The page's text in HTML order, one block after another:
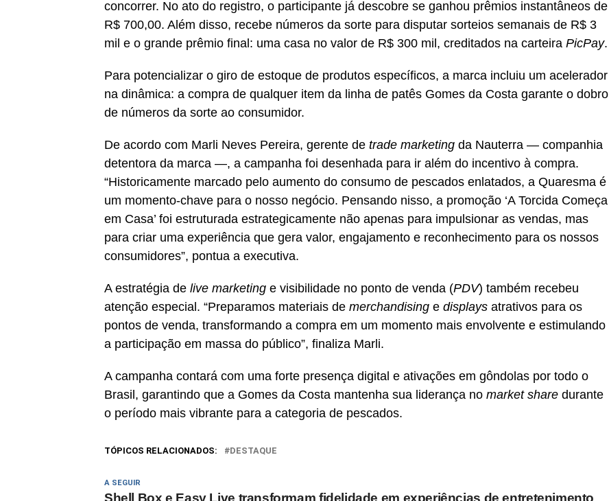
concorrer. No ato do registro, o participante já descobre se ganhou prêmios instantâneos de
R$ 700,00. Além disso, recebe números da sorte para disputar sorteios semanais de R$ 3
mil e o grande prêmio final: uma casa no valor de R$ 300 mil, creditados na carteira PicPay.
Para potencializar o giro de estoque de produtos específicos, a marca incluiu um acelerador
na dinâmica: a compra de qualquer item da linha de patês Gomes da Costa garante o dobro
de números da sorte ao consumidor.
De acordo com Marli Neves Pereira, gerente de trade marketing da Nauterra — companhia
detentora da marca —, a campanha foi desenhada para ir além do incentivo à compra.
“Historicamente marcado pelo aumento do consumo de pescados enlatados, a Quaresma é
um momento-chave para o nosso negócio. Pensando nisso, a promoção ‘A Torcida Começa
em Casa’ foi estruturada estrategicamente não apenas para impulsionar as vendas, mas
para criar uma experiência que gera valor, engajamento e reconhecimento para os nossos
consumidores”, pontua a executiva.
A estratégia de live marketing e visibilidade no ponto de venda (PDV) também recebeu
atenção especial. “Preparamos materiais de merchandising e displays atrativos para os
pontos de venda, transformando a compra em um momento mais envolvente e estimulando
a participação em massa do público”, finaliza Marli.
A campanha contará com uma forte presença digital e ativações em gôndolas por todo o
Brasil, garantindo que a Gomes da Costa mantenha sua liderança no market share durante
o período mais vibrante para a categoria de pescados.
TÓPICOS RELACIONADOS: DESTAQUE
A SEGUIR
Shell Box e Easy Live transformam fidelidade em experiências de entretenimento